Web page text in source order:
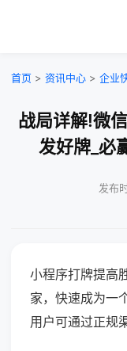
首页 > 资讯中心 > 企业
战局详解!微
发好牌_必
发布
小程序打牌提高
家，快速成为一
用户可通过正规